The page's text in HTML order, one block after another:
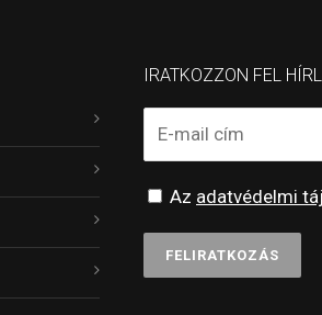
IRATKOZZON FEL
Az adatvédelmi